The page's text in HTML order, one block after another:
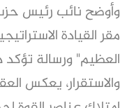
وأوضح نائب رئيس
مقر القيادة
العظيم" ورسالة
والاستقرار، يعكس